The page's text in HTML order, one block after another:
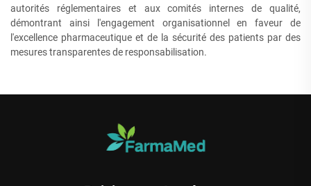
autorités réglementaires et aux comités internes de qualité,
démontrant ainsi l'engagement organisationnel en faveur de
l'excellence pharmaceutique et de la sécurité des patients par des
mesures transparentes de responsabilisation.